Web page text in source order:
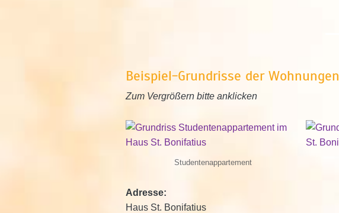
Beispiel-Grundrisse der Wohnungen
Zum Vergrößern bitte anklicken
Studentenappartement
Adresse:
Haus St. Bonifatius